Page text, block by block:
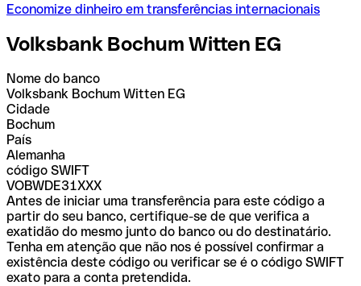
Economize dinheiro em transferências internacionais
Volksbank Bochum Witten EG
Nome do banco
Volksbank Bochum Witten EG
Cidade
Bochum
País
Alemanha
código SWIFT
VOBWDE31XXX
Antes de iniciar uma transferência para este código a
partir do seu banco, certifique-se de que verifica a
exatidão do mesmo junto do banco ou do destinatário.
Tenha em atenção que não nos é possível confirmar a
existência deste código ou verificar se é o código SWIFT
exato para a conta pretendida.